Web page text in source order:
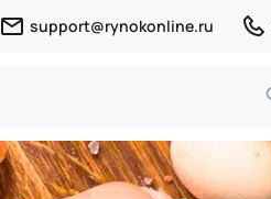
support@rynokonline.ru